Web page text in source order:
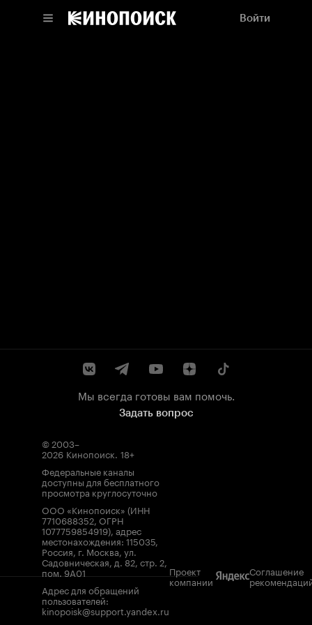
Войти
Мы всегда готовы вам помочь.
Задать вопрос
© 2003–
2026 Кинопоиск. 18+
Федеральные каналы
доступны для бесплатного
просмотра круглосуточно
ООО «Кинопоиск» (ИНН
7710688352, ОГРН
1077759854919), адрес
местонахождения: 115035,
Россия, г. Москва, ул.
Садовническая, д. 82, стр. 2,
пом. 9А01
Адрес для обращений
пользователей:
kinopoisk@support.yandex.ru
Проект
компании
Соглашение